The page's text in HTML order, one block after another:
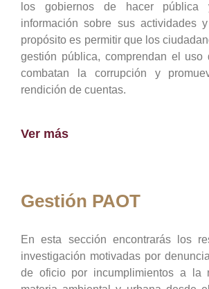
los gobiernos de hacer pública
información sobre sus actividades
propósito es permitir que los
gestión pública, comprendan el uso
combatan la corrupción y
rendición de cuentas.
Ver más
Gestión PAOT
En esta sección encontrarás los
investigación motivadas por
de oficio por incumplimientos a la